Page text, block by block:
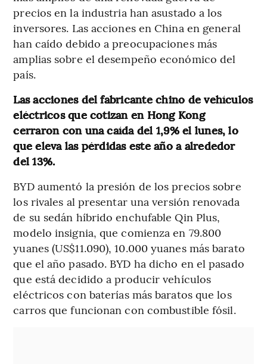
precios en la industria han asustado a los
inversores. Las acciones en China en general
han caído debido a preocupaciones más
amplias sobre el desempeño económico del
país.
Las acciones del fabricante chino de vehículos
eléctricos que cotizan en Hong Kong
cerraron con una caída del 1,9% el lunes, lo
que eleva las pérdidas este año a alrededor
del 13%.
BYD aumentó la presión de los precios sobre
los rivales al presentar una versión renovada
de su sedán híbrido enchufable Qin Plus,
modelo insignia, que comienza en 79.800
yuanes (US$11.090), 10.000 yuanes más barato
que el año pasado. BYD ha dicho en el pasado
que está decidido a producir vehículos
eléctricos con baterías más baratos que los
carros que funcionan con combustible fósil.